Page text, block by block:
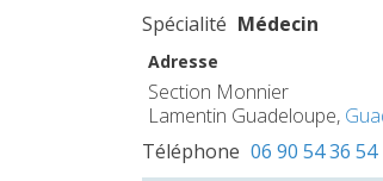
Spécialité Médecin
Adresse
Section Monnier
Lamentin Guadeloupe,
Téléphone 06 90 54 36 54